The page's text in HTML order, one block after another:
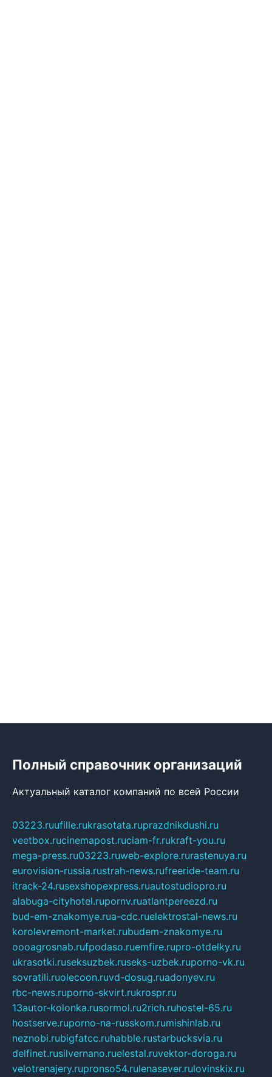
Полный справочник организаций
Актуальный каталог компаний по всей России
03223.ruufille.rukrasotata.ruprazdnikdushi.ru
veetbox.rucinemapost.ruciam-fr.rukraft-you.ru
mega-press.ru03223.ruweb-explore.rurastenuya.ru
eurovision-russia.rustrah-news.rufreeride-team.ru
itrack-24.rusexshopexpress.ruautostudiopro.ru
alabuga-cityhotel.rupornv.ruatlantpereezd.ru
bud-em-znakomye.rua-cdc.ruelektrostal-news.ru
korolevremont-market.rubudem-znakomye.ru
oooagrosnab.rufpodaso.ruemfire.rupro-otdelky.ru
ukrasotki.ruseksuzbek.ruseks-uzbek.ruporno-vk.ru
sovratili.ruolecoon.ruvd-dosug.ruadonyev.ru
rbc-news.ruporno-skvirt.rukrospr.ru
13autor-kolonka.rusormol.ru2rich.ruhostel-65.ru
hostserve.ruporno-na-russkom.rumishinlab.ru
neznobi.rubigfatcc.ruhabble.rustarbucksvia.ru
delfinet.rusilvernano.ruelestal.ruvektor-doroga.ru
velotrenajery.rupronso54.rulenasever.rulovinskix.ru